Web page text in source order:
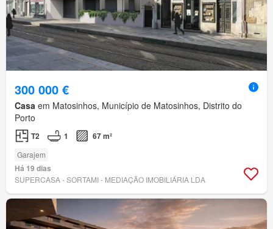
300 000 €
Casa em Matosinhos, Município de Matosinhos, Distrito do
Porto
T2 1 67 m²
Garajem
Há 19 dias
SUPERCASA - SORTAMI - MEDIAÇÃO IMOBILIÁRIA LDA